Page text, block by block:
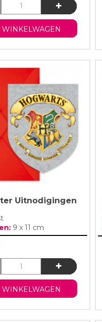
WINKELWAGEN
Uitnodigingen
9 x 11 cm
WINKELWAGEN